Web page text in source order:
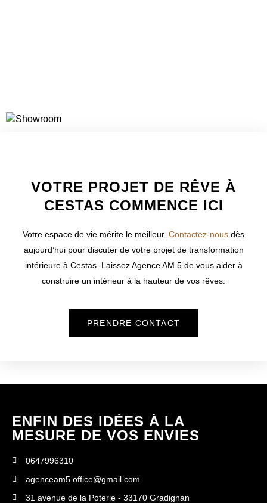
VOTRE PROJET DE RÊVE À
CESTAS COMMENCE ICI
Votre espace de vie mérite le meilleur. Contactez-nous dès
aujourd’hui pour discuter de votre projet de transformation
intérieure à Cestas. Laissez Agence AM 5 de vous aider à
construire un intérieur à la hauteur de vos rêves.
PRENDRE CONTACT
ENFIN DES IDÉES À LA
MESURE DE VOS ENVIES
0647996310
agenceam5.office@gmail.com
31 avenue de la Poterie - 33170 Gradignan